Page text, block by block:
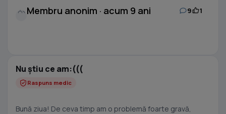
Membru anonim · acum 9 ani 9 1
Nu știu ce am:(((
Raspuns medic
Bună ziua! De ceva timp am o problemă foarte gravă,